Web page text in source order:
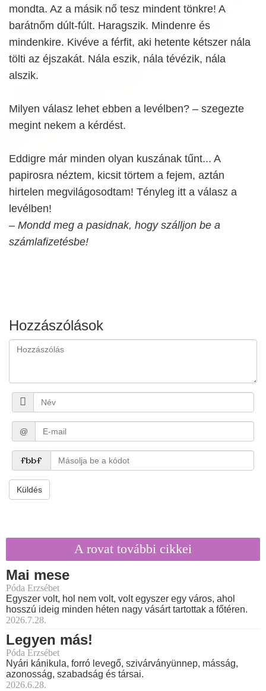
mondta. Az a másik nő tesz mindent tönkre! A
barátnőm dúlt-fúlt. Haragszik. Mindenre és
mindenkire. Kivéve a férfit, aki hetente kétszer nála
tölti az éjszakát. Nála eszik, nála tévézik, nála
alszik.
Milyen válasz lehet ebben a levélben? – szegezte
megint nekem a kérdést.
Eddigre már minden olyan kuszának tűnt... A
papirosra néztem, kicsit törtem a fejem, aztán
hirtelen megvilágosodtam! Tényleg itt a válasz a
levélben!
– Mondd meg a pasidnak, hogy szálljon be a
számlafizetésbe!
Hozzászólások
@
Küldés
A rovat további cikkei
Mai mese
Póda Erzsébet
Egyszer volt, hol nem volt, volt egyszer egy város, ahol
hosszú ideig minden héten nagy vásárt tartottak a főtéren.
2026.7.28.
Legyen más!
Póda Erzsébet
Nyári kánikula, forró levegő, szivárványünnep, másság,
azonosság, szabadság és társai.
2026.6.28.